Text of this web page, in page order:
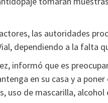
las autoridades
dependiendo a la falta
informó que es
en su casa y a
uso de mascarilla,